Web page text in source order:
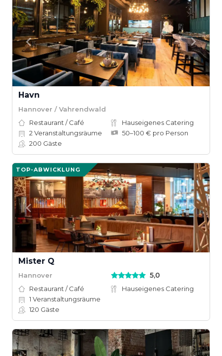
Havn
Hannover / Vahrendwald
Restaurant / Café
Hauseigenes Catering
2 Veranstaltungsräume
50–100 € pro Person
200 Gäste
TOP-ABWICKLUNG
Mister Q
Hannover 5,0
Restaurant / Café
Hauseigenes Catering
1 Veranstaltungsräume
120 Gäste